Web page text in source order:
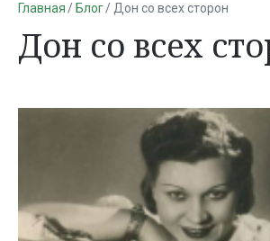
Главная Блог Дон со всех сторон
Дон со всех